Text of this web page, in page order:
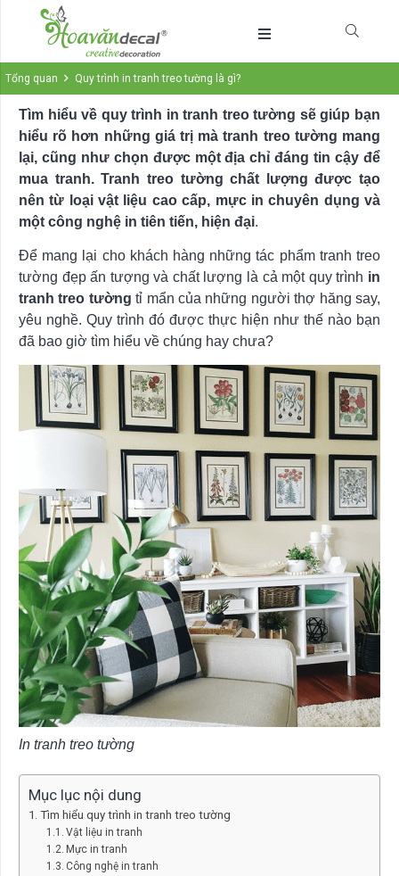
Tổng quan Quy trình in tranh treo tường là gì?
Tìm hiểu về quy trình in tranh treo tường sẽ giúp bạn
hiểu rõ hơn những giá trị mà tranh treo tường mang
lại, cũng như chọn được một địa chỉ đáng tin cậy để
mua tranh. Tranh treo tường chất lượng được tạo
nên từ loại vật liệu cao cấp, mực in chuyên dụng và
một công nghệ in tiên tiến, hiện đại.
Để mang lại cho khách hàng những tác phẩm tranh treo
tường đẹp ấn tượng và chất lượng là cả một quy trình in
tranh treo tường tỉ mẩn của những người thợ hăng say,
yêu nghề. Quy trình đó được thực hiện như thế nào bạn
đã bao giờ tìm hiểu về chúng hay chưa?
In tranh treo tường
Mục lục nội dung
Tìm hiểu quy trình in tranh treo tường
Vật liệu in tranh
Mực in tranh
Công nghệ in tranh